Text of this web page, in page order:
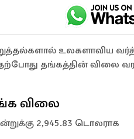
உலகளாவிய
தங்கத்தின் விலை
விலை
2,945.83 டொலராக